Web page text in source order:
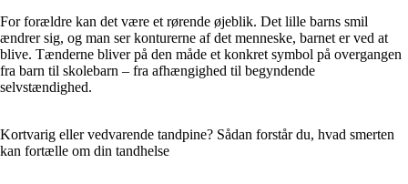
For forældre kan det være et rørende øjeblik. Det lille barns smil
ændrer sig, og man ser konturerne af det menneske, barnet er ved at
blive. Tænderne bliver på den måde et konkret symbol på overgangen
fra barn til skolebarn – fra afhængighed til begyndende
selvstændighed.
Kortvarig eller vedvarende tandpine? Sådan forstår du, hvad smerten
kan fortælle om din tandhelse